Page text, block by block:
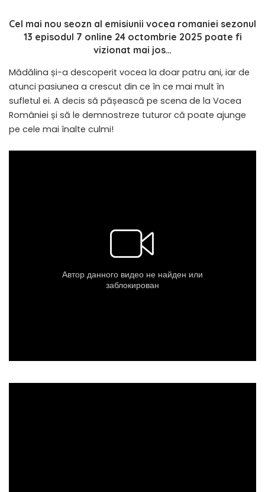
Cel mai nou seozn al emisiunii vocea romaniei sezonul
13 episodul 7 online 24 octombrie 2025 poate fi
vizionat mai jos…
Mădălina și-a descoperit vocea la doar patru ani, iar de
atunci pasiunea a crescut din ce în ce mai mult în
sufletul ei. A decis să pășească pe scena de la Vocea
României și să le demnostreze tuturor că poate ajunge
pe cele mai înalte culmi!